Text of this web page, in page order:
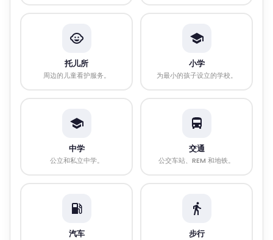
托儿所
周边的儿童看护服务。
小学
为最小的孩子设立的学校。
中学
公立和私立中学。
交通
公交车站、REM 和地铁。
汽车 步行